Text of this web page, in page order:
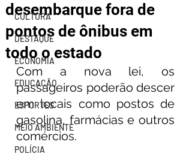
CULTURA
DESTAQUE
ECONOMIA
EDUCAÇÃO
ESPORTES
MEIO AMBIENTE
POLÍCIA
desembarque fora de
pontos de ônibus em
todo o estado
Com a nova lei, os
passageiros poderão descer
em locais como postos de
gasolina, farmácias e outros
comércios.